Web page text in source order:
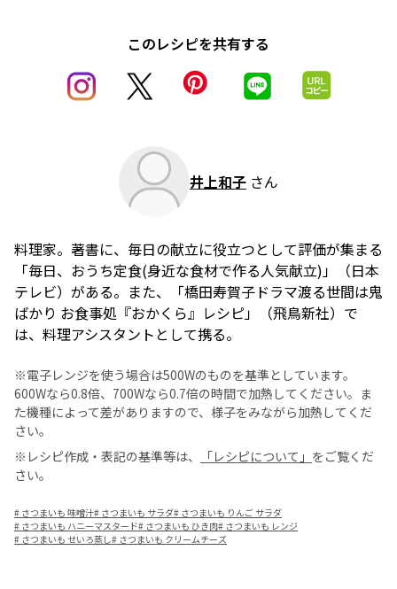
このレシピを共有する
井上和子 さん
料理家。著書に、毎日の献立に役立つとして評価が集まる
「毎日、おうち定食(身近な食材で作る人気献立)」（日本
テレビ）がある。また、「橋田寿賀子ドラマ渡る世間は鬼
ばかり お食事処『おかくら』レシピ」（飛鳥新社）で
は、料理アシスタントとして携る。
※電子レンジを使う場合は500Wのものを基準としています。
600Wなら0.8倍、700Wなら0.7倍の時間で加熱してください。ま
た機種によって差がありますので、様子をみながら加熱してくだ
さい。
※レシピ作成・表記の基準等は、
「レシピについて」 をご覧くだ
さい。
# さつまいも 味噌汁# さつまいも サラダ# さつまいも りんご サラダ
# さつまいも ハニーマスタード# さつまいも ひき肉# さつまいも レンジ
# さつまいも せいろ蒸し# さつまいも クリームチーズ